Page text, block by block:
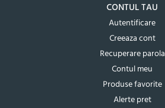
CONTUL TAU
Autentificare
Creeaza cont
Recuperare parola
Contul meu
Produse favorite
Alerte pret